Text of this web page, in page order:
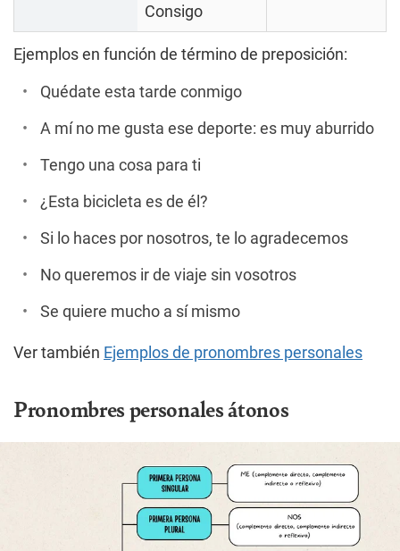
Consigo
Ejemplos en función de término de preposición:
Quédate esta tarde conmigo
A mí no me gusta ese deporte: es muy aburrido
Tengo una cosa para ti
¿Esta bicicleta es de él?
Si lo haces por nosotros, te lo agradecemos
No queremos ir de viaje sin vosotros
Se quiere mucho a sí mismo
Ver también Ejemplos de pronombres personales
Pronombres personales átonos